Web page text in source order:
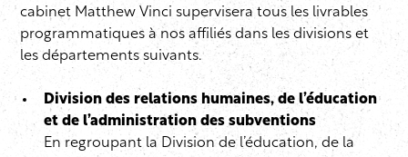
cabinet Matthew Vinci supervisera tous les livrables
programmatiques à nos affiliés dans les divisions et
les départements suivants.
Division des relations humaines, de l’éducation
et de l’administration des subventions
En regroupant la Division de l’éducation, de la